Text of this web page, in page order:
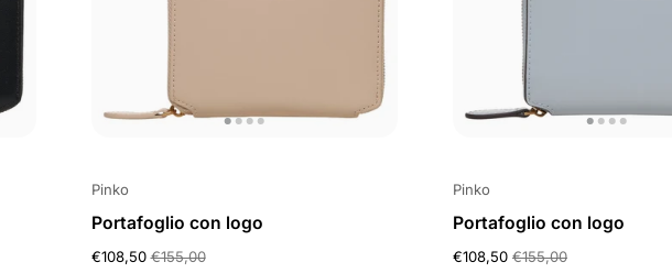
Pinko
Portafoglio con logo
€108,50 €155,00
Pinko
Portafoglio con logo
€108,50 €155,00